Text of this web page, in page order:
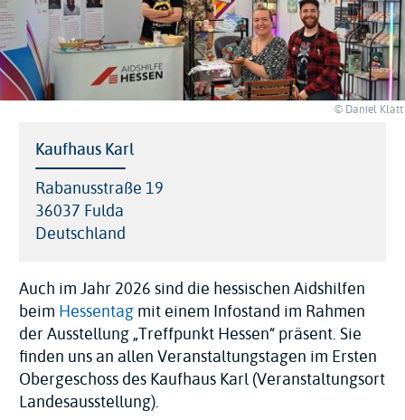
© Daniel Klatt
Location
Kaufhaus Karl
Address
Rabanusstraße 19
36037 Fulda
Deutschland
Auch im Jahr 2026 sind die hessischen Aidshilfen
beim Hessentagmit einem Infostand im Rahmen
der Ausstellung „Treffpunkt Hessen“ präsent. Sie
finden uns an allen Veranstaltungstagen im Ersten
Obergeschoss des Kaufhaus Karl (Veranstaltungsort
Landesausstellung).